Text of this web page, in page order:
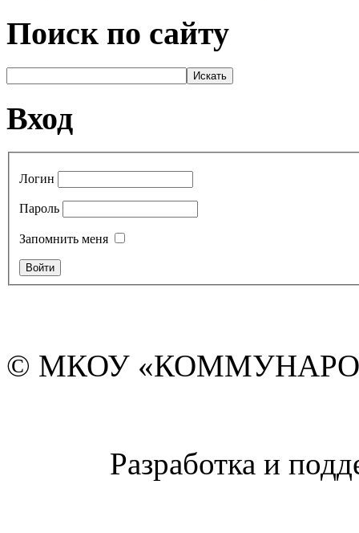
Поиск по сайту
Вход
Логин
Пароль
Запомнить меня
© МКОУ
Разработка и